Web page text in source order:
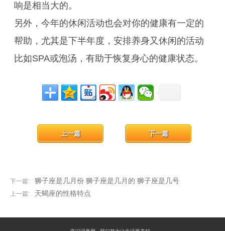
响是相当大的。
另外，今年的休闲活动也会对你的健康有一定的
帮助，尤其是下半年度，安排养身又休闲的活动
比如SPA或泡汤，有助于恢复身心的健康状态。
下一篇: 狮子座是几月份 狮子座是几月的 狮子座是几号
下一篇
上一篇: 天蝎座的性格特点
上一篇